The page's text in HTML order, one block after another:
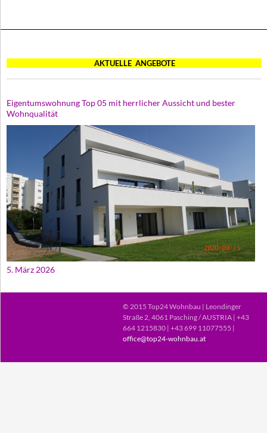
AKTUELLE ANGEBOTE
Eigentumswohnung Top 05 mit herrlicher Aussicht und bester
Wohnqualität
5. März 2026
© 2015 Top24 Wohnbau | Leondinger
Straße 2, 4061 Pasching / AUSTRIA | +43
664 1215830 | +43 699 11077555 |
office@top24-wohnbau.at